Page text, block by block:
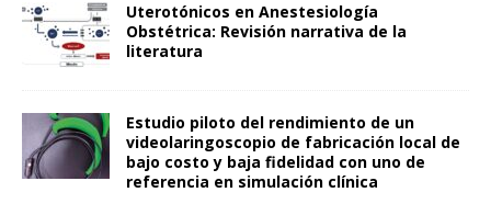
Uterotónicos en Anestesiología
Obstétrica: Revisión narrativa de la
literatura
Estudio piloto del rendimiento de un
videolaringoscopio de fabricación local de
bajo costo y baja fidelidad con uno de
referencia en simulación clínica